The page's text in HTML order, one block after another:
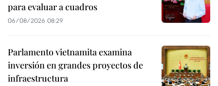
para evaluar a cuadros
06/08/2026 08:29
Parlamento vietnamita examina
inversión en grandes proyectos de
infraestructura